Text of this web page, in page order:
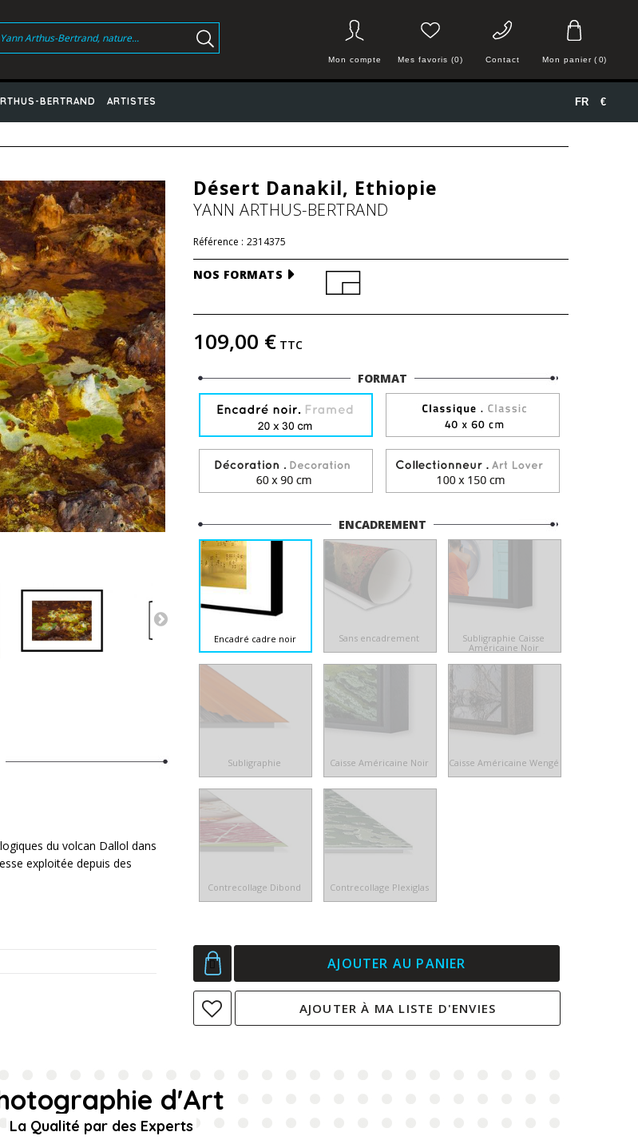
Mon panier ( 0)
Contact
Mes favoris (0)
Mon compte
BERTRAND ARTISTES €
FR
du volcan Dallol dans
exploitée depuis des
Désert Danakil, Ethiopie
YANN ARTHUS-BERTRAND
Référence : 2314375
NOS FORMATS
109,00 € TTC
FORMAT
ENCADREMENT
Encadré cadre noir Sans encadrement
Subligraphie Caisse
Américaine Noir
Subligraphie Caisse Américaine Noir Caisse Américaine Wengé
Contrecollage Dibond Contrecollage Plexiglas
AJOUTER AU PANIER
AJOUTER À MA LISTE D'ENVIES
d'Art
La Qualité par des Experts